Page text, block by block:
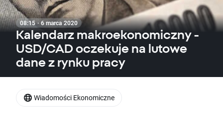
08:15 · 6 marca 2020
Kalendarz makroekonomiczny -
USD/CAD oczekuje na lutowe
dane z rynku pracy
Wiadomości Ekonomiczne